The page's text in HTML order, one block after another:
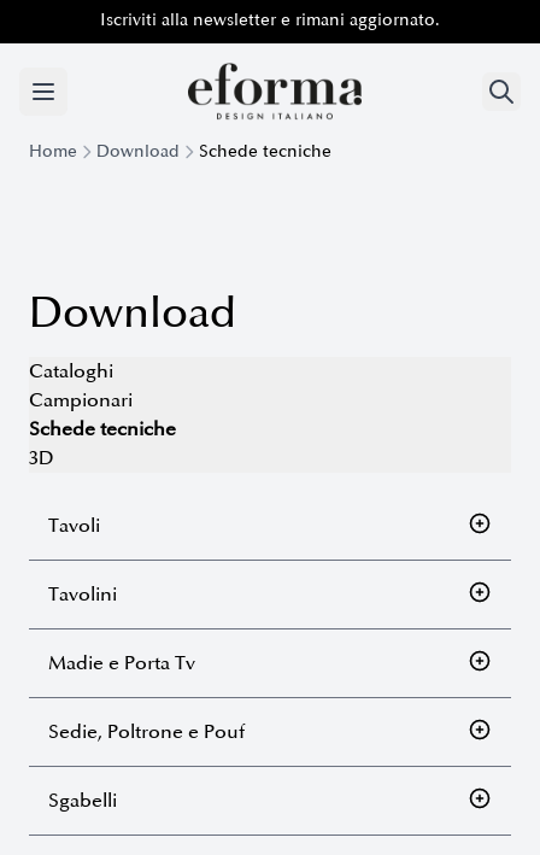
Iscriviti alla newsletter e rimani aggiornato.
Iscriviti alla newsletter e rimani aggiornato.
Home Download Schede tecniche
Download
Cataloghi
Campionari
Schede tecniche
3D
Tavoli
Tavolini
Madie e Porta Tv
Sedie, Poltrone e Pouf
Sgabelli